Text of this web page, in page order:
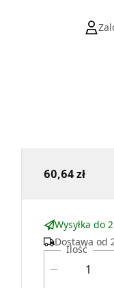
60,64 zł
Wysyłka do
Dostawa od
Ilość